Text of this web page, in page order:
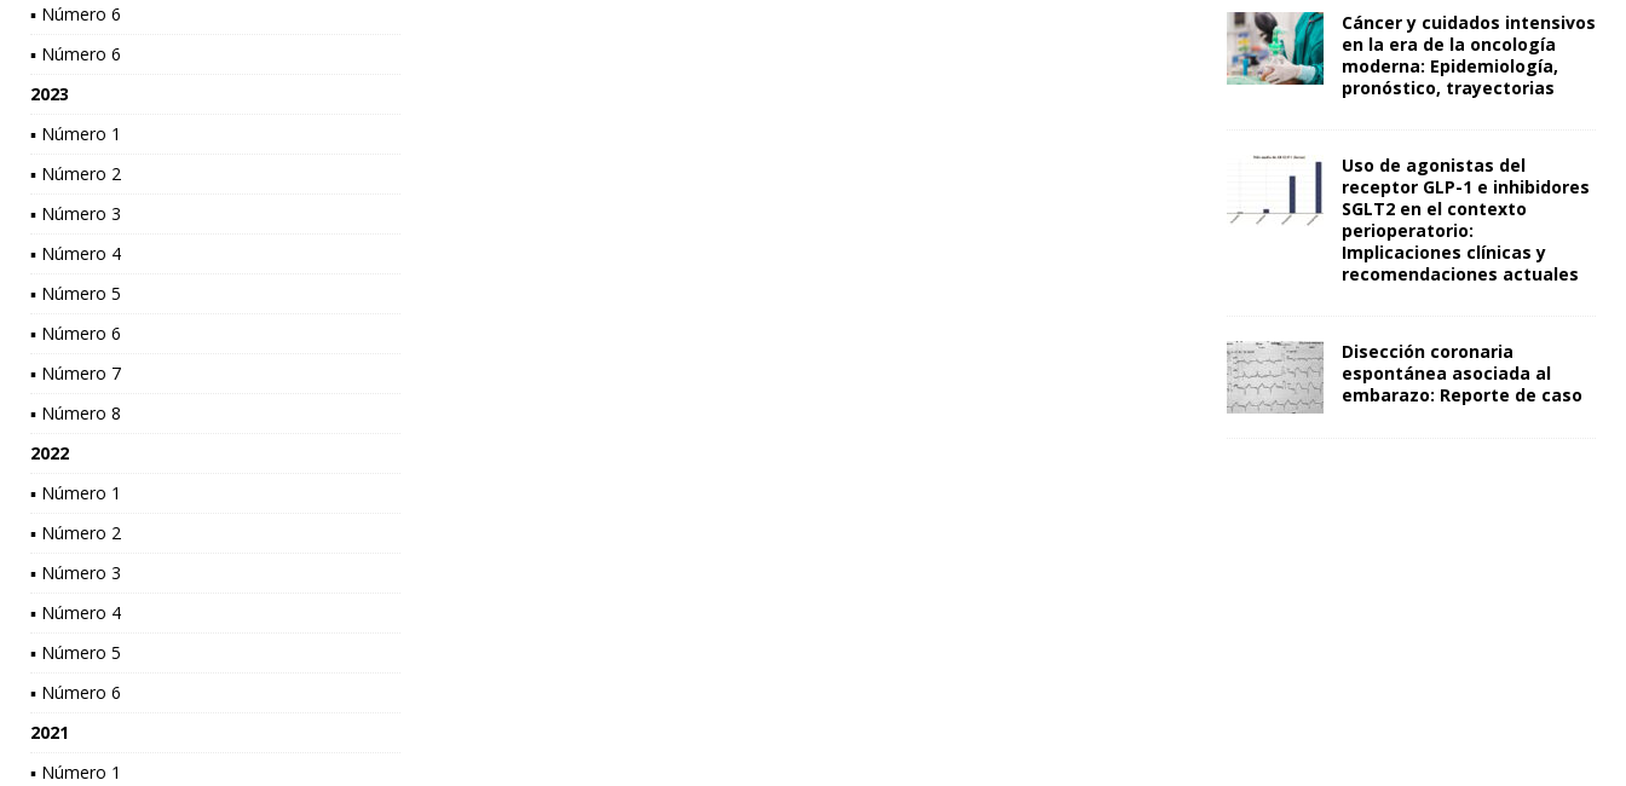
▪ Número 6
▪ Número 6
2023
▪ Número 1
▪ Número 2
▪ Número 3
▪ Número 4
▪ Número 5
▪ Número 6
▪ Número 7
▪ Número 8
2022
▪ Número 1
▪ Número 2
▪ Número 3
▪ Número 4
▪ Número 5
▪ Número 6
2021
▪ Número 1
Cáncer y cuidados intensivos
en la era de la oncología
moderna: Epidemiología,
pronóstico, trayectorias
Uso de agonistas del
receptor GLP-1 e inhibidores
SGLT2 en el contexto
perioperatorio:
Implicaciones clínicas y
recomendaciones actuales
Disección coronaria
espontánea asociada al
embarazo: Reporte de caso